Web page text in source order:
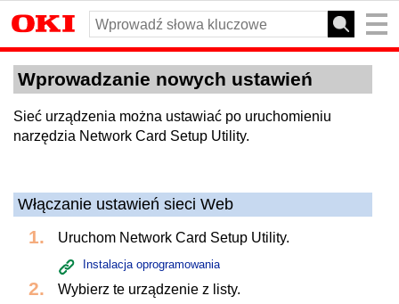
Wprowadzanie nowych ustawień
Sieć urządzenia można ustawiać po uruchomieniu
narzędzia Network Card Setup Utility.
Włączanie ustawień sieci Web
Uruchom Network Card Setup Utility.
Instalacja oprogramowania
Wybierz te urządzenie z listy.